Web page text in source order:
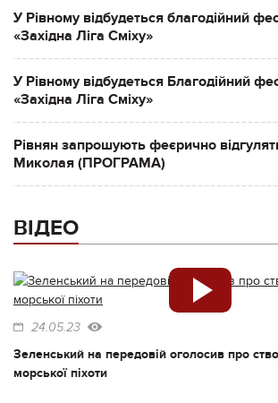
У Рівному відбудеться благодійний
«Західна Ліга Сміху»
У Рівному відбудеться Благодійний
«Західна Ліга Сміху»
Рівнян запрошують феєрично
Миколая (ПРОГРАМА)
ВІДЕО
24.05.23
Зеленський на передовій оголосив про
морської піхоти